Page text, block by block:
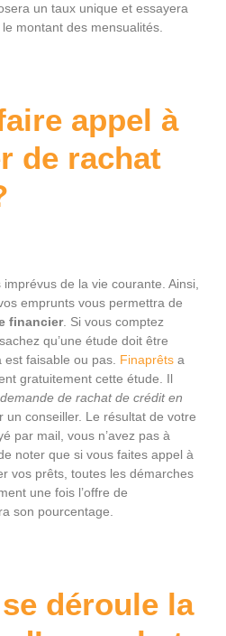
un taux unique et essayera
montant des mensualités.
appel à
de rachat
imprévus de la vie courante. Ainsi,
emprunts vous permettra de
financier. Si vous comptez
qu’une étude doit être
faisable ou pas. Finaprêts a
gratuitement cette étude. Il
demande de rachat de crédit en
un conseiller. Le résultat de votre
par mail, vous n’avez pas à
noter que si vous faites appel à
vos prêts, toutes les démarches
une fois l’offre de
son pourcentage.
déroule la